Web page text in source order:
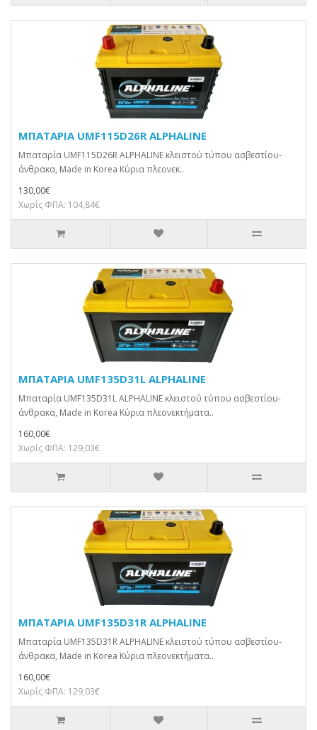
ΜΠΑΤΑΡΙΑ UMF115D26R ALPHALINE
Μπαταρία UMF115D26R ALPHALINE κλειστού τύπου ασβεστίου-
άνθρακα, Made in Korea Κύρια πλεονεκ..
130,00€
Χωρίς ΦΠΑ: 104,84€
ΜΠΑΤΑΡΙΑ UMF135D31L ALPHALINE
Μπαταρία UMF135D31L ALPHALINE κλειστού τύπου ασβεστίου-
άνθρακα, Made in Korea Κύρια πλεονεκτήματα..
160,00€
Χωρίς ΦΠΑ: 129,03€
ΜΠΑΤΑΡΙΑ UMF135D31R ALPHALINE
Μπαταρία UMF135D31R ALPHALINE κλειστού τύπου ασβεστίου-
άνθρακα, Made in Korea Κύρια πλεονεκτήματα..
160,00€
Χωρίς ΦΠΑ: 129,03€